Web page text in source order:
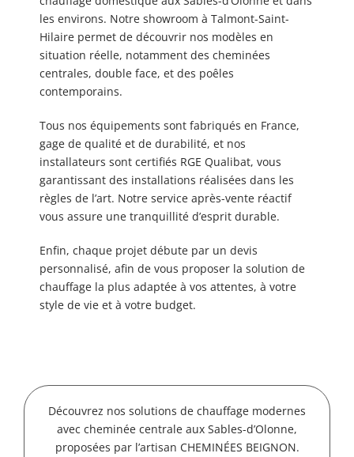
les environs. Notre showroom à Talmont-Saint-
Hilaire permet de découvrir nos modèles en
situation réelle, notamment des cheminées
centrales, double face, et des poêles
contemporains.
Tous nos équipements sont fabriqués en France,
gage de qualité et de durabilité, et nos
installateurs sont certifiés RGE Qualibat, vous
garantissant des installations réalisées dans les
règles de l’art. Notre service après-vente réactif
vous assure une tranquillité d’esprit durable.
Enfin, chaque projet débute par un devis
personnalisé, afin de vous proposer la solution de
chauffage la plus adaptée à vos attentes, à votre
style de vie et à votre budget.
Découvrez nos solutions de chauffage modernes
avec cheminée centrale aux Sables-d’Olonne,
proposées par l’artisan CHEMINÉES BEIGNON.